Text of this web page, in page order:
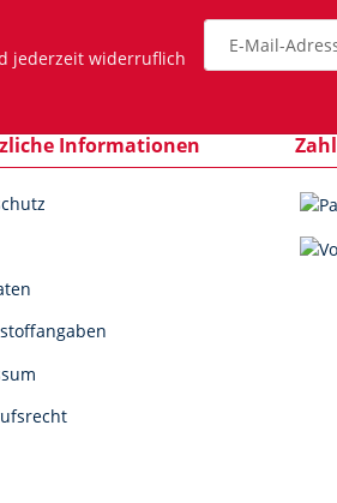
Informationen
jederzeit widerruflich